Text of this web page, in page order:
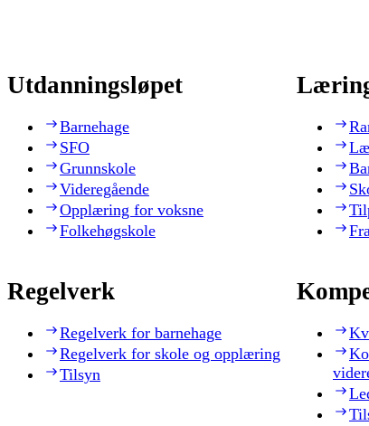
Utdanningsløpet
Barnehage
SFO
Grunnskole
Videregående
Opplæring for voksne
Folkehøgskole
Regelverk
Regelverk for barnehage
Regelverk for skole og opplæring
Tilsyn